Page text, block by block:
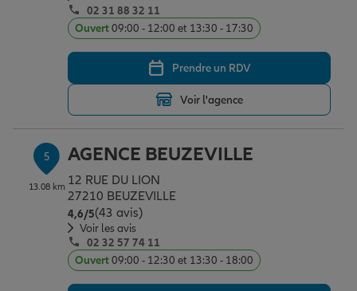
02 31 88 32 11
Ouvert09:00 - 12:00 et 13:30 - 17:30
Prendre un RDV
Voir l'agence
5
13.08 km
AGENCE BEUZEVILLE
12 RUE DU LION
27210 BEUZEVILLE
4,6/5Note de 4.6 sur 5
(43 avis)
Voir les avis
02 32 57 74 11
Ouvert09:00 - 12:30 et 13:30 - 18:00